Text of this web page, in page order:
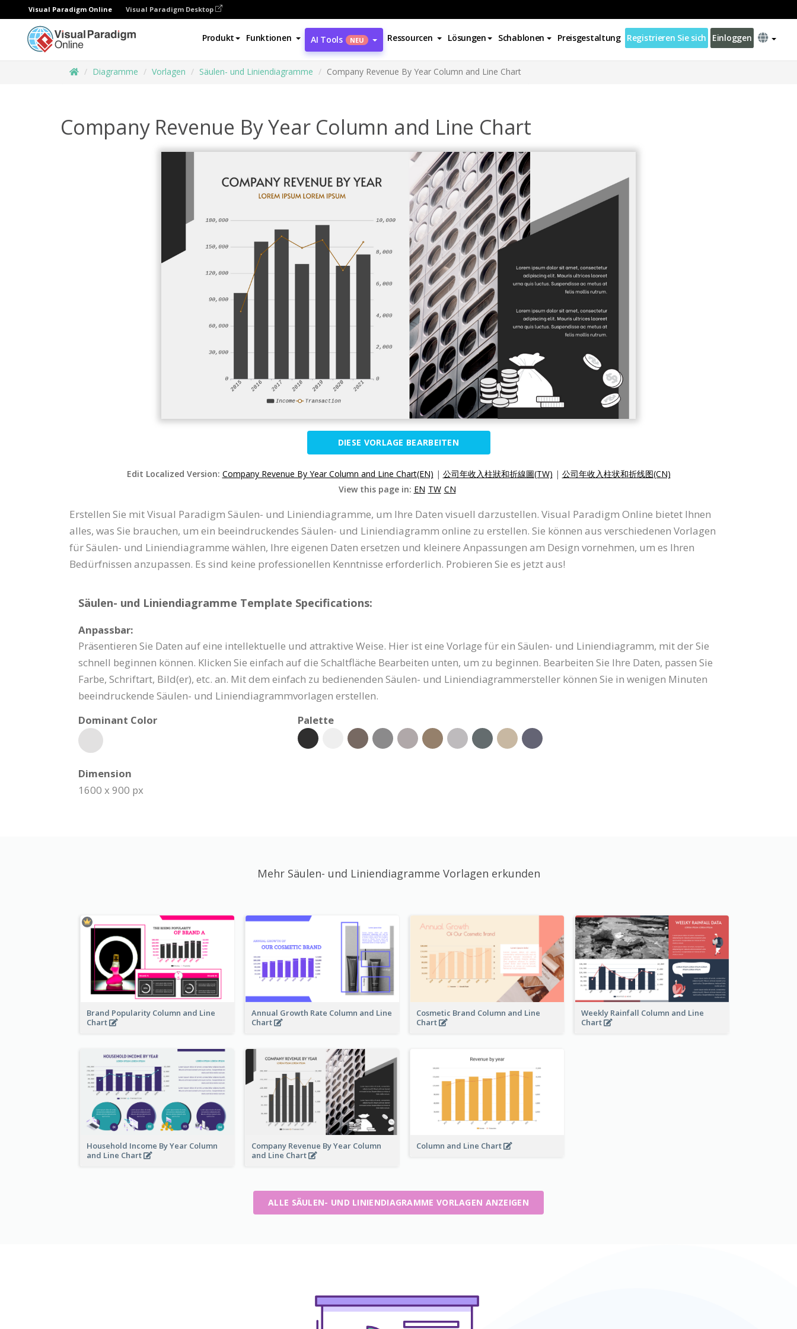
Visual Paradigm Online Visual Paradigm Desktop
Produkt Funktionen AI Tools NEU Ressourcen Lösungen Schablonen Preisgestaltung Registrieren Sie sich Einloggen
Diagramme Vorlagen Säulen- und Liniendiagramme Company Revenue By Year Column and Line Chart
Company Revenue By Year Column and Line Chart
DIESE VORLAGE BEARBEITEN
Edit Localized Version: Company Revenue By Year Column and Line Chart(EN) | 公司年收入柱狀和折線圖(TW) | 公司年收入柱状和折线图(CN)
View this page in: EN TW CN
Erstellen Sie mit Visual Paradigm Säulen- und Liniendiagramme, um Ihre Daten visuell darzustellen. Visual Paradigm Online bietet Ihnen
alles, was Sie brauchen, um ein beeindruckendes Säulen- und Liniendiagramm online zu erstellen. Sie können aus verschiedenen Vorlagen
für Säulen- und Liniendiagramme wählen, Ihre eigenen Daten ersetzen und kleinere Anpassungen am Design vornehmen, um es Ihren
Bedürfnissen anzupassen. Es sind keine professionellen Kenntnisse erforderlich. Probieren Sie es jetzt aus!
Säulen- und Liniendiagramme Template Specifications:
Anpassbar:
Präsentieren Sie Daten auf eine intellektuelle und attraktive Weise. Hier ist eine Vorlage für ein Säulen- und Liniendiagramm, mit der Sie
schnell beginnen können. Klicken Sie einfach auf die Schaltfläche Bearbeiten unten, um zu beginnen. Bearbeiten Sie Ihre Daten, passen Sie
Farbe, Schriftart, Bild(er), etc. an. Mit dem einfach zu bedienenden Säulen- und Liniendiagrammersteller können Sie in wenigen Minuten
beeindruckende Säulen- und Liniendiagrammvorlagen erstellen.
Dominant Color
Palette
Dimension
1600 x 900 px
Mehr Säulen- und Liniendiagramme Vorlagen erkunden
Brand Popularity Column and Line
Chart
Annual Growth Rate Column and Line
Chart
Cosmetic Brand Column and Line
Chart
Weekly Rainfall Column and Line
Chart
Household Income By Year Column
and Line Chart
Company Revenue By Year Column
and Line Chart
Column and Line Chart
ALLE SÄULEN- UND LINIENDIAGRAMME VORLAGEN ANZEIGEN